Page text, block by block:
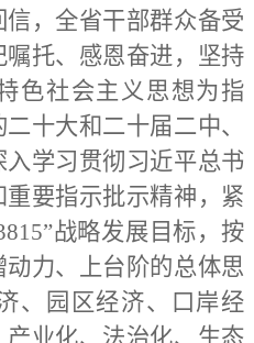
，全省干部群众备受
托、感恩奋进，坚持
色社会主义思想为指
十大和二十届二中、
学习贯彻习近平总书
要指示批示精神，紧
战略发展目标，按
力、上台阶的总体思
、园区经济、口岸经
业化、法治化、生态